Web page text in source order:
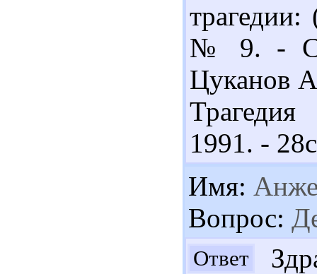
№ 9. - С.
Цуканов
1991. -
Имя:
Вопрос:
Ответ